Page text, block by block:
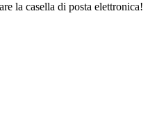
la casella di posta elettronica!